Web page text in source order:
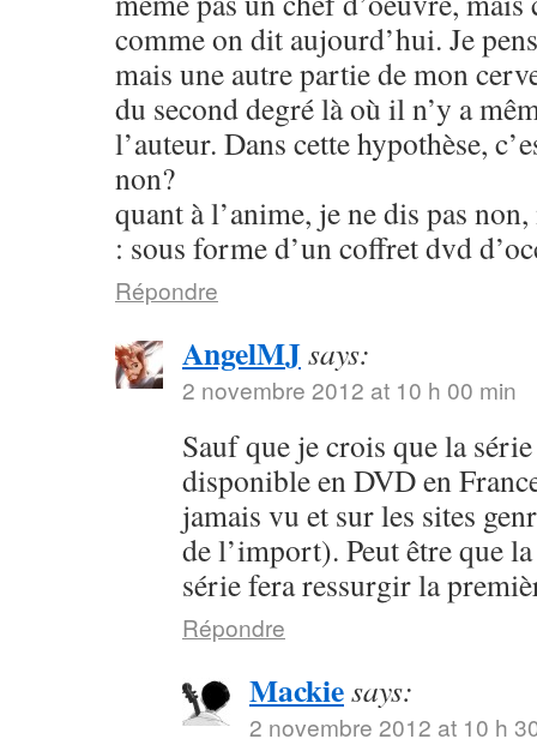
comme on dit aujourd’hui. Je
mais une autre partie de mon
du second degré là où il n’y a
l’auteur. Dans cette hypothèse,
non?
quant à l’anime, je ne dis pas
: sous forme d’un coffret dvd
Répondre
AngelMJsays:
2 novembre 2012 at 10 h 00 min
Sauf que je crois que la
disponible en DVD en
jamais vu et sur les sites
de l’import). Peut être que
série fera ressurgir la
Répondre
Mackiesays:
2 novembre 2012 at 10 h